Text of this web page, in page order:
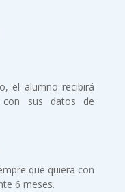
el alumno recibirá
con sus datos de
que quiera con
6 meses.